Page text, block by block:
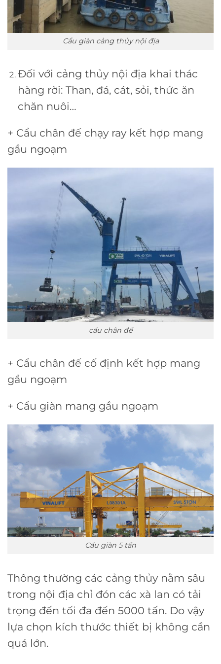
Cẩu giàn cảng thủy nội địa
Đối với cảng thủy nội địa khai thác
hàng rời: Than, đá, cát, sỏi, thức ăn
chăn nuôi…
+ Cẩu chân đế chạy ray kết hợp mang
gầu ngoạm
cẩu chân đế
+ Cẩu chân đế cố định kết hợp mang
gầu ngoạm
+ Cẩu giàn mang gầu ngoạm
Cẩu giàn 5 tấn
Thông thường các cảng thủy nằm sâu
trong nội địa chỉ đón các xà lan có tải
trọng đến tối đa đến 5000 tấn. Do vậy
lựa chọn kích thước thiết bị không cần
quá lớn.